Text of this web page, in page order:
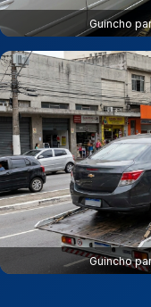
Guincho
Guincho